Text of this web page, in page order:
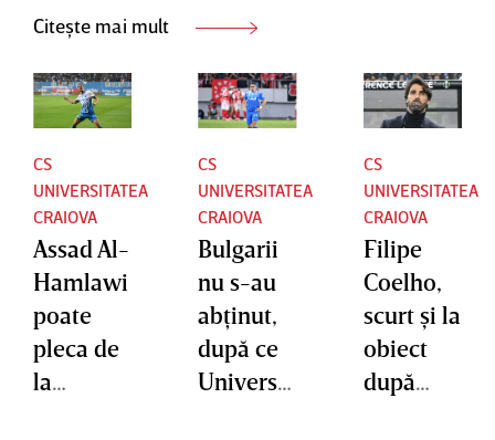
Citește mai mult
CS
UNIVERSITATEA
CRAIOVA
Assad Al-
Hamlawi
poate
pleca de
la
CS
UNIVERSITATEA
CRAIOVA
Bulgarii
nu s-au
abţinut,
după ce
Universit
CS
UNIVERSITATEA
CRAIOVA
Filipe
Coelho,
scurt şi la
obiect
după